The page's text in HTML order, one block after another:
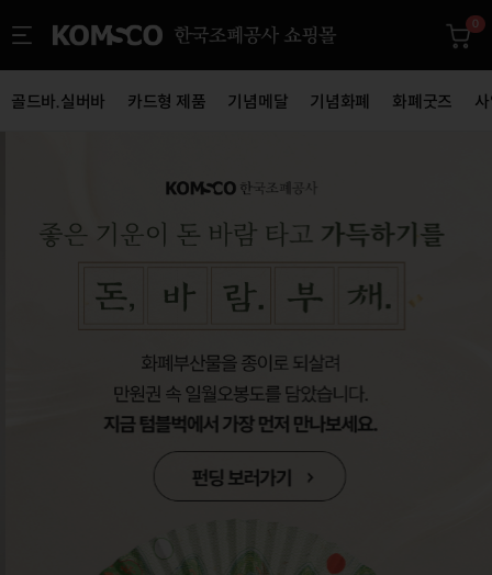
0
골드바.실버바 카드형 제품 기념메달 기념화폐 화폐굿즈